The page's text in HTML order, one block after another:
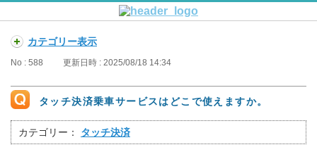
カテゴリー表示
No : 588 更新日時 : 2025/08/18 14:34
タッチ決済乗車サービスはどこで使えますか。
カテゴリー： タッチ決済